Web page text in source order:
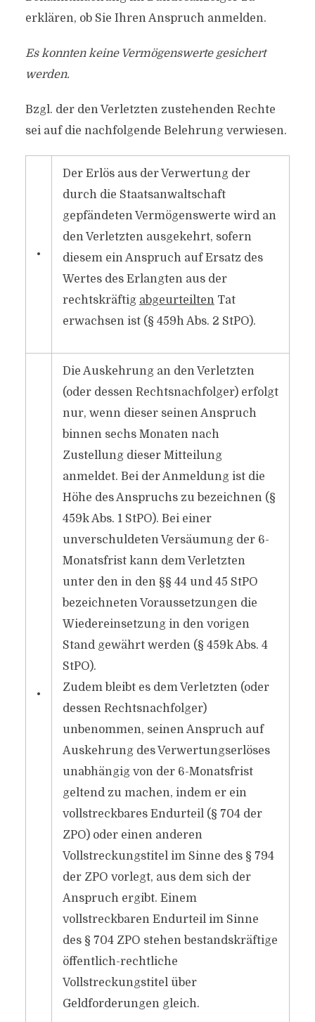
erklären, ob Sie Ihren Anspruch anmelden.
Es konnten keine Vermögenswerte gesichert
werden.
Bzgl. der den Verletzten zustehenden Rechte
sei auf die nachfolgende Belehrung verwiesen.
•
Der Erlös aus der Verwertung der
durch die Staatsanwaltschaft
gepfändeten Vermögenswerte wird an
den Verletzten ausgekehrt, sofern
diesem ein Anspruch auf Ersatz des
Wertes des Erlangten aus der
rechtskräftig abgeurteiltenTat
erwachsen ist (§ 459h Abs. 2 StPO).
•
Die Auskehrung an den Verletzten
(oder dessen Rechtsnachfolger) erfolgt
nur, wenn dieser seinen Anspruch
binnen sechs Monaten nach
Zustellung dieser Mitteilung
anmeldet. Bei der Anmeldung ist die
Höhe des Anspruchs zu bezeichnen (§
459k Abs. 1 StPO). Bei einer
unverschuldeten Versäumung der 6-
Monatsfrist kann dem Verletzten
unter den in den §§ 44 und 45 StPO
bezeichneten Voraussetzungen die
Wiedereinsetzung in den vorigen
Stand gewährt werden (§ 459k Abs. 4
StPO).
Zudem bleibt es dem Verletzten (oder
dessen Rechtsnachfolger)
unbenommen, seinen Anspruch auf
Auskehrung des Verwertungserlöses
unabhängig von der 6-Monatsfrist
geltend zu machen, indem er ein
vollstreckbares Endurteil (§ 704 der
ZPO) oder einen anderen
Vollstreckungstitel im Sinne des § 794
der ZPO vorlegt, aus dem sich der
Anspruch ergibt. Einem
vollstreckbaren Endurteil im Sinne
des § 704 ZPO stehen bestandskräftige
öffentlich-rechtliche
Vollstreckungstitel über
Geldforderungen gleich.